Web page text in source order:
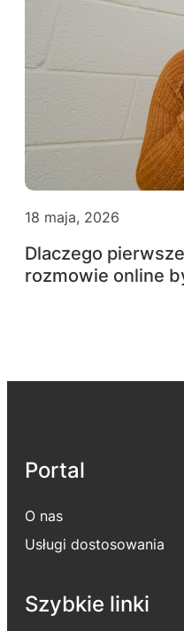
18 maja, 2026
Dlaczego
rozmowie online
Portal
O nas
Usługi dostosowania
Szybkie linki